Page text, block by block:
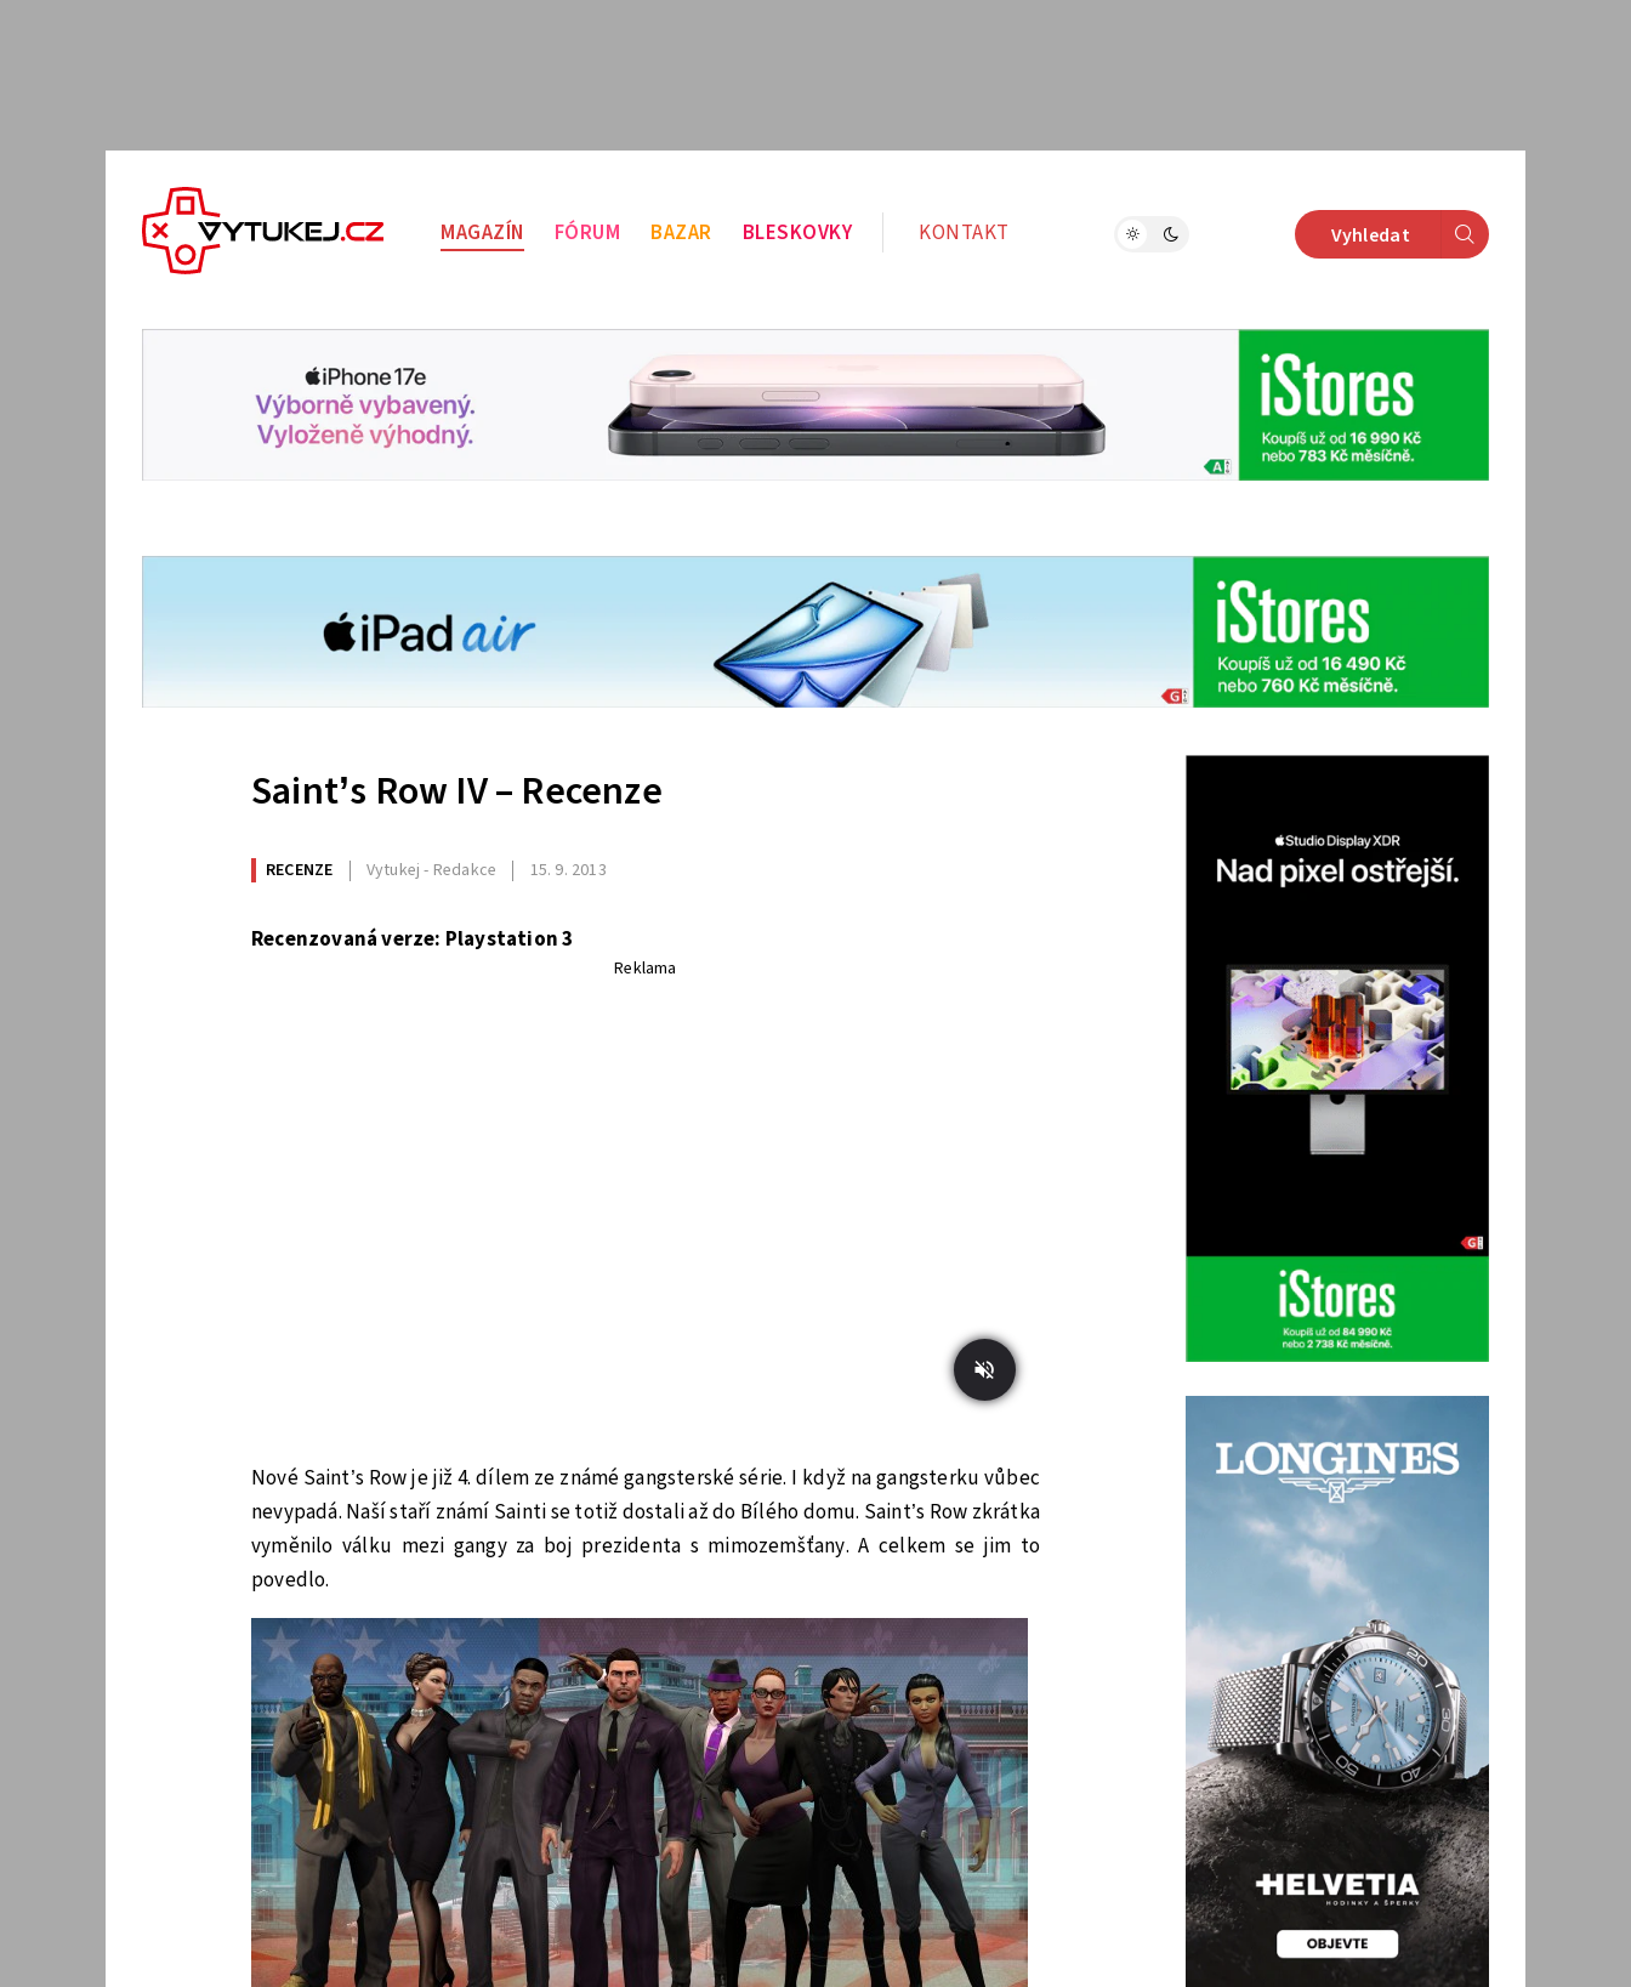
MAGAZÍN FÓRUM BAZAR BLESKOVKY KONTAKT Vyhledat
Saint’s Row IV – Recenze
RECENZE Vytukej - Redakce 15. 9. 2013
Recenzovaná verze: Playstation 3
Reklama
Nové Saint’s Row je již 4. dílem ze známé gangsterské série. I když na gangsterku vůbec
nevypadá. Naší staří známí Sainti se totiž dostali až do Bílého domu. Saint’s Row zkrátka
vyměnilo válku mezi gangy za boj prezidenta s mimozemšťany. A celkem se jim to
povedlo.